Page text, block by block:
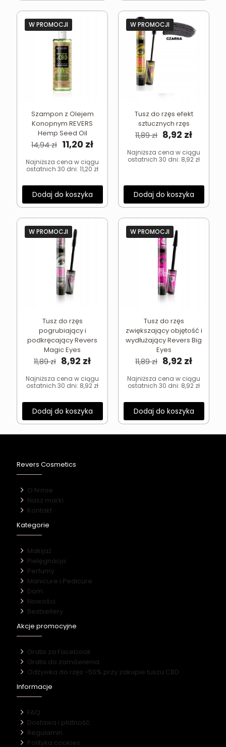
W PROMOCJI
Szampon z Olejem
Konopnym REVERS
Hemp Seed Oil
14,94zł Pierwotna
wynosiła:
14,94 zł.
11,20 złAktualna
wynosi:
11,20 zł.
Najniższa cena w ciągu
ostatnich 30 dni: 11,20 zł
Dodaj do koszyka
W PROMOCJI
Tusz do rzęs efekt
sztucznych rzęs
11,89zł Pierwotna
wynosiła:
11,89 zł.
8,92 zł
wynosi:
8,92 zł.
Najniższa cena w ciągu
ostatnich 30 dni: 8,92 zł
Dodaj do koszyka
W PROMOCJI
Tusz do rzęs
pogrubiający i
podkręcający Revers
Magic Eyes
11,89zł Pierwotna
wynosiła:
11,89 zł.
8,92 złAktualna
wynosi:
8,92 zł.
Najniższa cena w ciągu
ostatnich 30 dni: 8,92 zł
Dodaj do koszyka
W PROMOCJI
Tusz do rzęs
zwiększający objętość i
wydłużający Revers Big
Eyes
11,89zł Pierwotna
wynosiła:
11,89 zł.
8,92 zł
wynosi:
8,92 zł.
Najniższa cena w ciągu
ostatnich 30 dni: 8,92 zł
Dodaj do koszyka
Revers Cosmetics
O firmie
Nasz marki
Kontakt
Kategorie
Makijaż
Pielęgnacja
Perfumy
Manicure i Pedicure
Dom
Nowości
Bestsellery
Akcje promocyjne
Gratis za Facebook
Gratis do zamówienia
Odżywka do rzęs -50% przy zakupie tuszu CBD
Informacje
FAQ
Dostawa i płatność
Regulamin
Polityka cookies